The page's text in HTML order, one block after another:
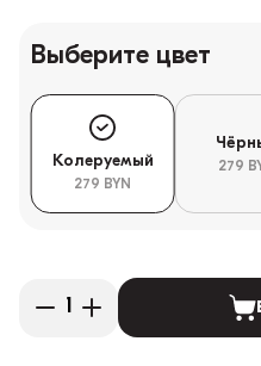
Выберите цвет
Колеруемый
279 BYN
279